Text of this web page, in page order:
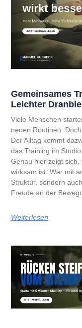
Gemeinsames
Leichter
Viele Menschen
neuen Routinen.
Der Alltag kommt
das Training im
Genau hier zeigt
wirksam ist. Wer mit
Struktur, sondern
Freude an der
Weiterlesen